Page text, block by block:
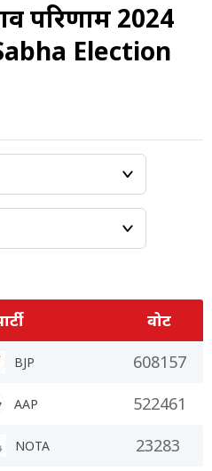
परिणाम 2024
Election
वोट
BJP 608157
AAP 522461
NOTA 23283